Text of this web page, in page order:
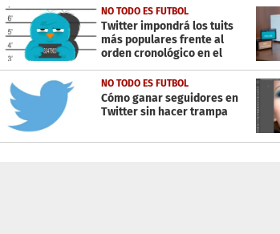
30
seconds
Volume
0%
NO TODO ES FUTBOL
Twitter impondrá los tuits
más populares frente al
orden cronológico en el
timeline
NO TODO ES FUTBOL
Cómo ganar seguidores en
Twitter sin hacer trampa